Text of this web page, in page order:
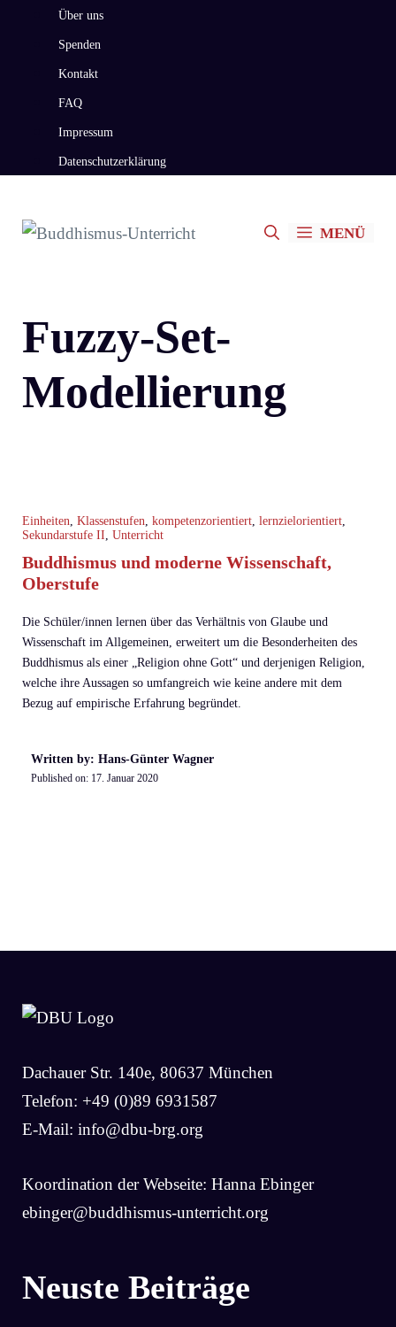
Über uns
Spenden
Kontakt
FAQ
Impressum
Datenschutzerklärung
MENÜ
Fuzzy-Set-
Modellierung
Einheiten, Klassenstufen, kompetenzorientiert, lernzielorientiert,
Sekundarstufe II, Unterricht
Buddhismus und moderne Wissenschaft,
Oberstufe
Die Schüler/innen lernen über das Verhältnis von Glaube und
Wissenschaft im Allgemeinen, erweitert um die Besonderheiten des
Buddhismus als einer „Religion ohne Gott“ und derjenigen Religion,
welche ihre Aussagen so umfangreich wie keine andere mit dem
Bezug auf empirische Erfahrung begründet.
Written by: Hans-Günter Wagner
Published on: 17. Januar 2020
Dachauer Str. 140e, 80637 München
Telefon: +49 (0)89 6931587
E-Mail: info@dbu-brg.org
Koordination der Webseite: Hanna Ebinger
ebinger@buddhismus-unterricht.org
Neuste Beiträge